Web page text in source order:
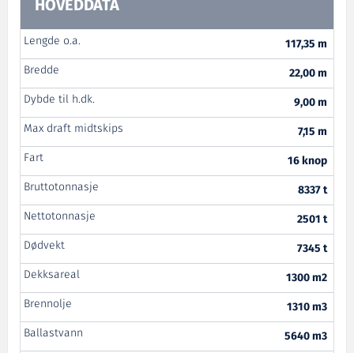
HOVEDDATA
Lengde o.a.
117,35 m
Bredde
22,00 m
Dybde til h.dk.
9,00 m
Max draft midtskips
7,15 m
Fart
16 knop
Bruttotonnasje
8337 t
Nettotonnasje
2501 t
Dødvekt
7345 t
Dekksareal
1300 m2
Brennolje
1310 m3
Ballastvann
5640 m3